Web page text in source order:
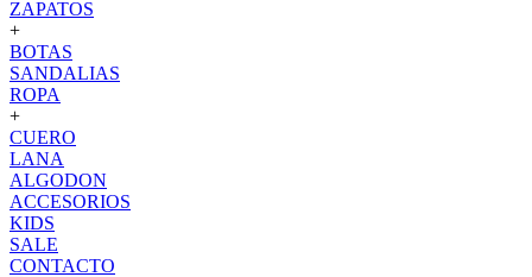
ZAPATOS
+
BOTAS
SANDALIAS
ROPA
+
CUERO
LANA
ALGODON
ACCESORIOS
KIDS
SALE
CONTACTO